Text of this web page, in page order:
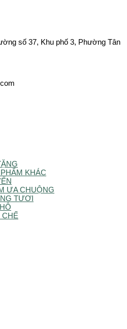
số 37, Khu phố 3, Phường Tân
KHÁC
ƯA CHUỘNG
TƯƠI
CHẾ